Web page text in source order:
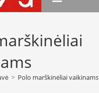
> Polo marškinėliai vaikinams